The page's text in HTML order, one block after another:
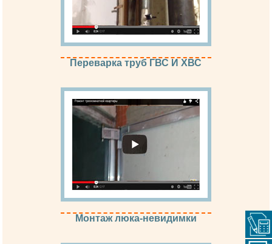
Переварка труб ГВС И ХВС
Монтаж люка-невидимки